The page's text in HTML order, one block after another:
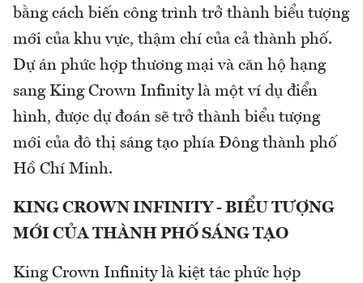
bằng cách biến công trình trở thành biểu tượng
mới của khu vực, thậm chí của cả thành phố.
Dự án phức hợp thương mại và căn hộ hạng
sang King Crown Infinity là một ví dụ điển
hình, được dự đoán sẽ trở thành biểu tượng
mới của đô thị sáng tạo phía Đông thành phố
Hồ Chí Minh.
KING CROWN INFINITY - BIỂU TƯỢNG
MỚI CỦA THÀNH PHỐ SÁNG TẠO
King Crown Infinity là kiệt tác phức hợp